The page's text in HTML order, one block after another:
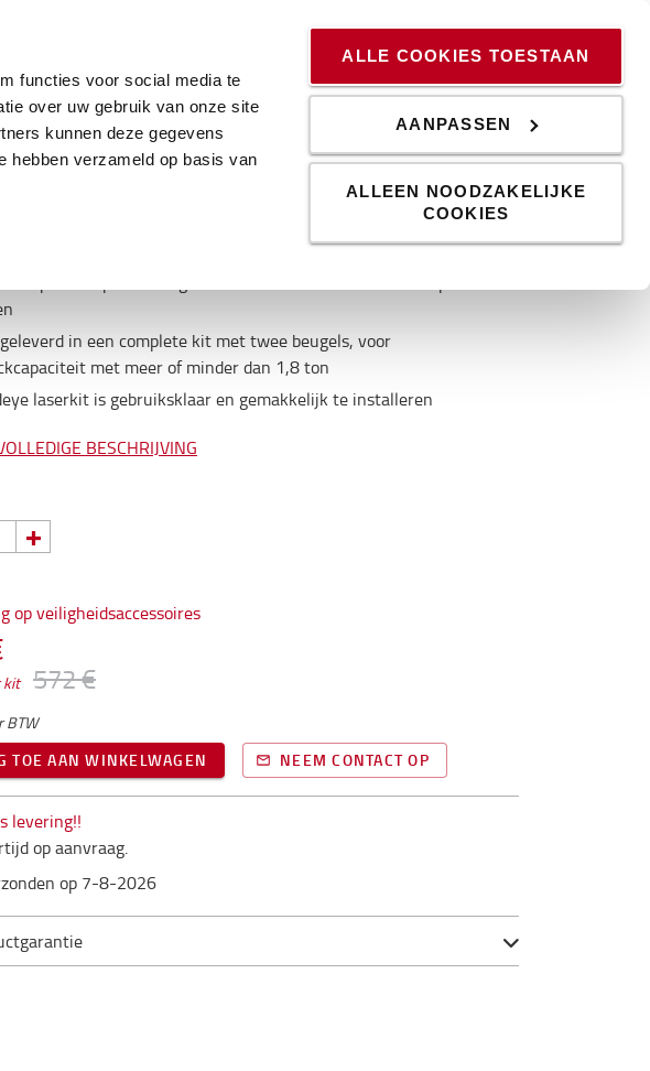
functies voor social media te
over uw gebruik van onze site
kunnen deze gegevens
hebben verzameld op basis van
ALLE COOKIES TOESTAAN
AANPASSEN
ALLEEN NOODZAKELIJKE
COOKIES
veiligheidsproduct, het past op 90% van de heftrucks in de markt.
in een complete kit met twee beugels, voor
met meer of minder dan 1,8 ton
laserkit is gebruiksklaar en gemakkelijk te installeren
BESCHRIJVING
op veiligheidsaccessoires
kit 572 €
BTW
TOE AAN WINKELWAGEN
NEEM CONTACT OP
levering!!
op aanvraag.
op 7-8-2026